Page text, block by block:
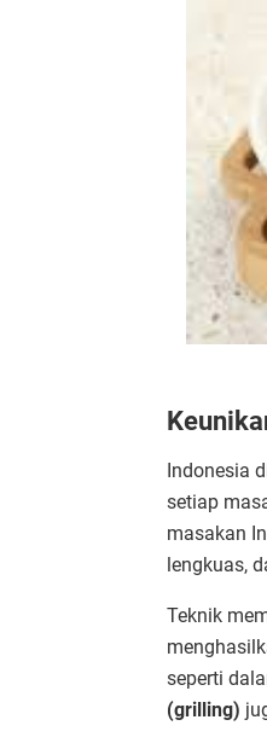
Indonesia
setiap
masakan
lengkuas,
Teknik
seperti
(grilling)